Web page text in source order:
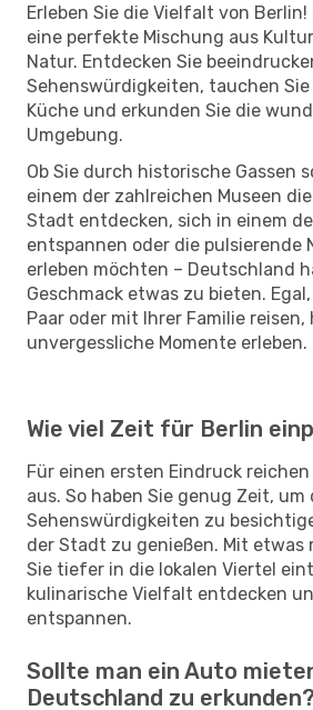
Erleben Sie die Vielfalt von
eine perfekte Mischung aus
Natur. Entdecken Sie
Sehenswürdigkeiten, tauchen
Küche und erkunden Sie die
Umgebung.
Ob Sie durch historische Gassen
einem der zahlreichen Museen
Stadt entdecken, sich in einem
entspannen oder die pulsierende
erleben möchten – Deutschland
Geschmack etwas zu bieten.
Paar oder mit Ihrer Familie reisen,
unvergessliche Momente erleben.
Wie viel Zeit für Berlin
Für einen ersten Eindruck reichen
aus. So haben Sie genug Zeit,
Sehenswürdigkeiten zu
der Stadt zu genießen. Mit etwas
Sie tiefer in die lokalen Viertel
kulinarische Vielfalt entdecken
entspannen.
Sollte man ein Auto
Deutschland zu erkunden?